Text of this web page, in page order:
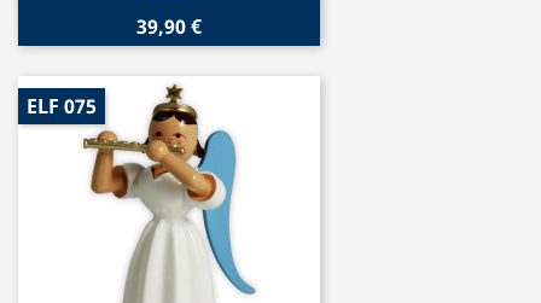
39,90 €
ELF 075